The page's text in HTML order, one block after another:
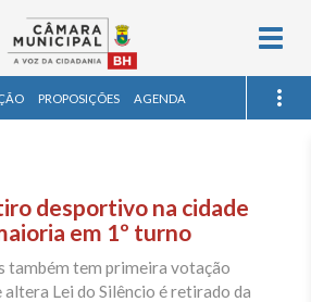
PROPOSIÇÕES AGENDA
desportivo na cidade
em 1º turno
também tem primeira votação
Lei do Silêncio é retirado da